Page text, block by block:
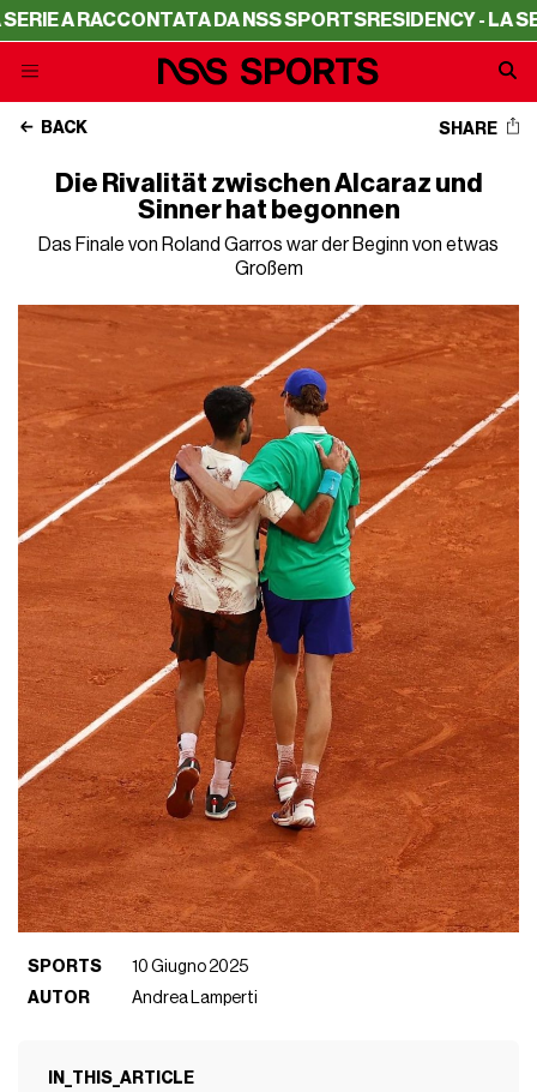
DA NSS SPORTSRESIDENCY - LA SERIE A
BACK SHARE
Die Rivalität zwischen Alcaraz und
Sinner hat begonnen
Das Finale von Roland Garros war der Beginn von etwas
Großem
SPORTS
10 Giugno 2025
AUTOR
Andrea Lamperti
IN_THIS_ARTICLE